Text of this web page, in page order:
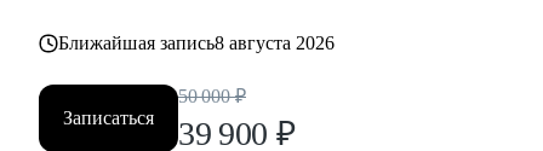
Ближайшая запись8 августа 2026
Записаться
50 000 ₽
39 900 ₽